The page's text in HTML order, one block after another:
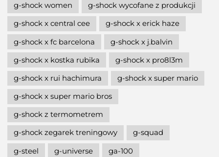
g-shock women
g-shock wycofane z produkcji
g-shock x central cee
g-shock x erick haze
g-shock x fc barcelona
g-shock x j.balvin
g-shock x kostka rubika
g-shock x pro8l3m
g-shock x rui hachimura
g-shock x super mario
g-shock x super mario bros
g-shock z termometrem
g-shock zegarek treningowy
g-squad
g-steel
g-universe ga-100